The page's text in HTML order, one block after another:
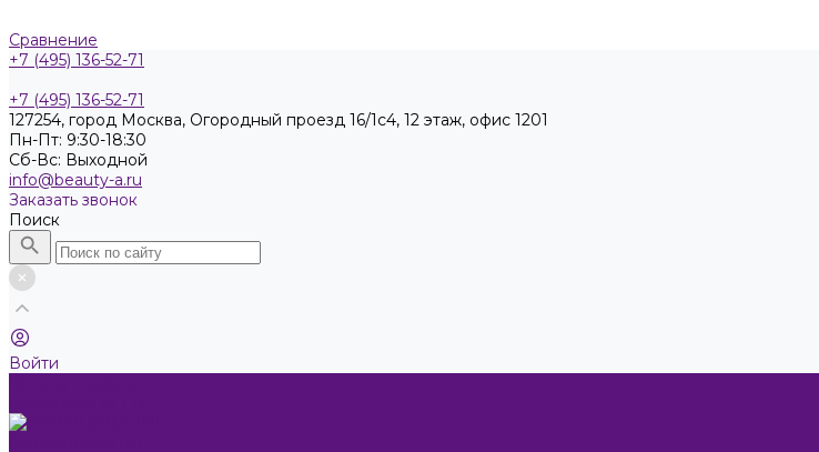
Сравнение
+7 (495) 136-52-71
+7 (495) 136-52-71
127254, город Москва, Огородный проезд 16/1с4, 12 этаж, офис 1201
Пн-Пт: 9:30-18:30
Cб-Вс: Выходной
info@beauty-a.ru
Заказать звонок
Поиск
Войти